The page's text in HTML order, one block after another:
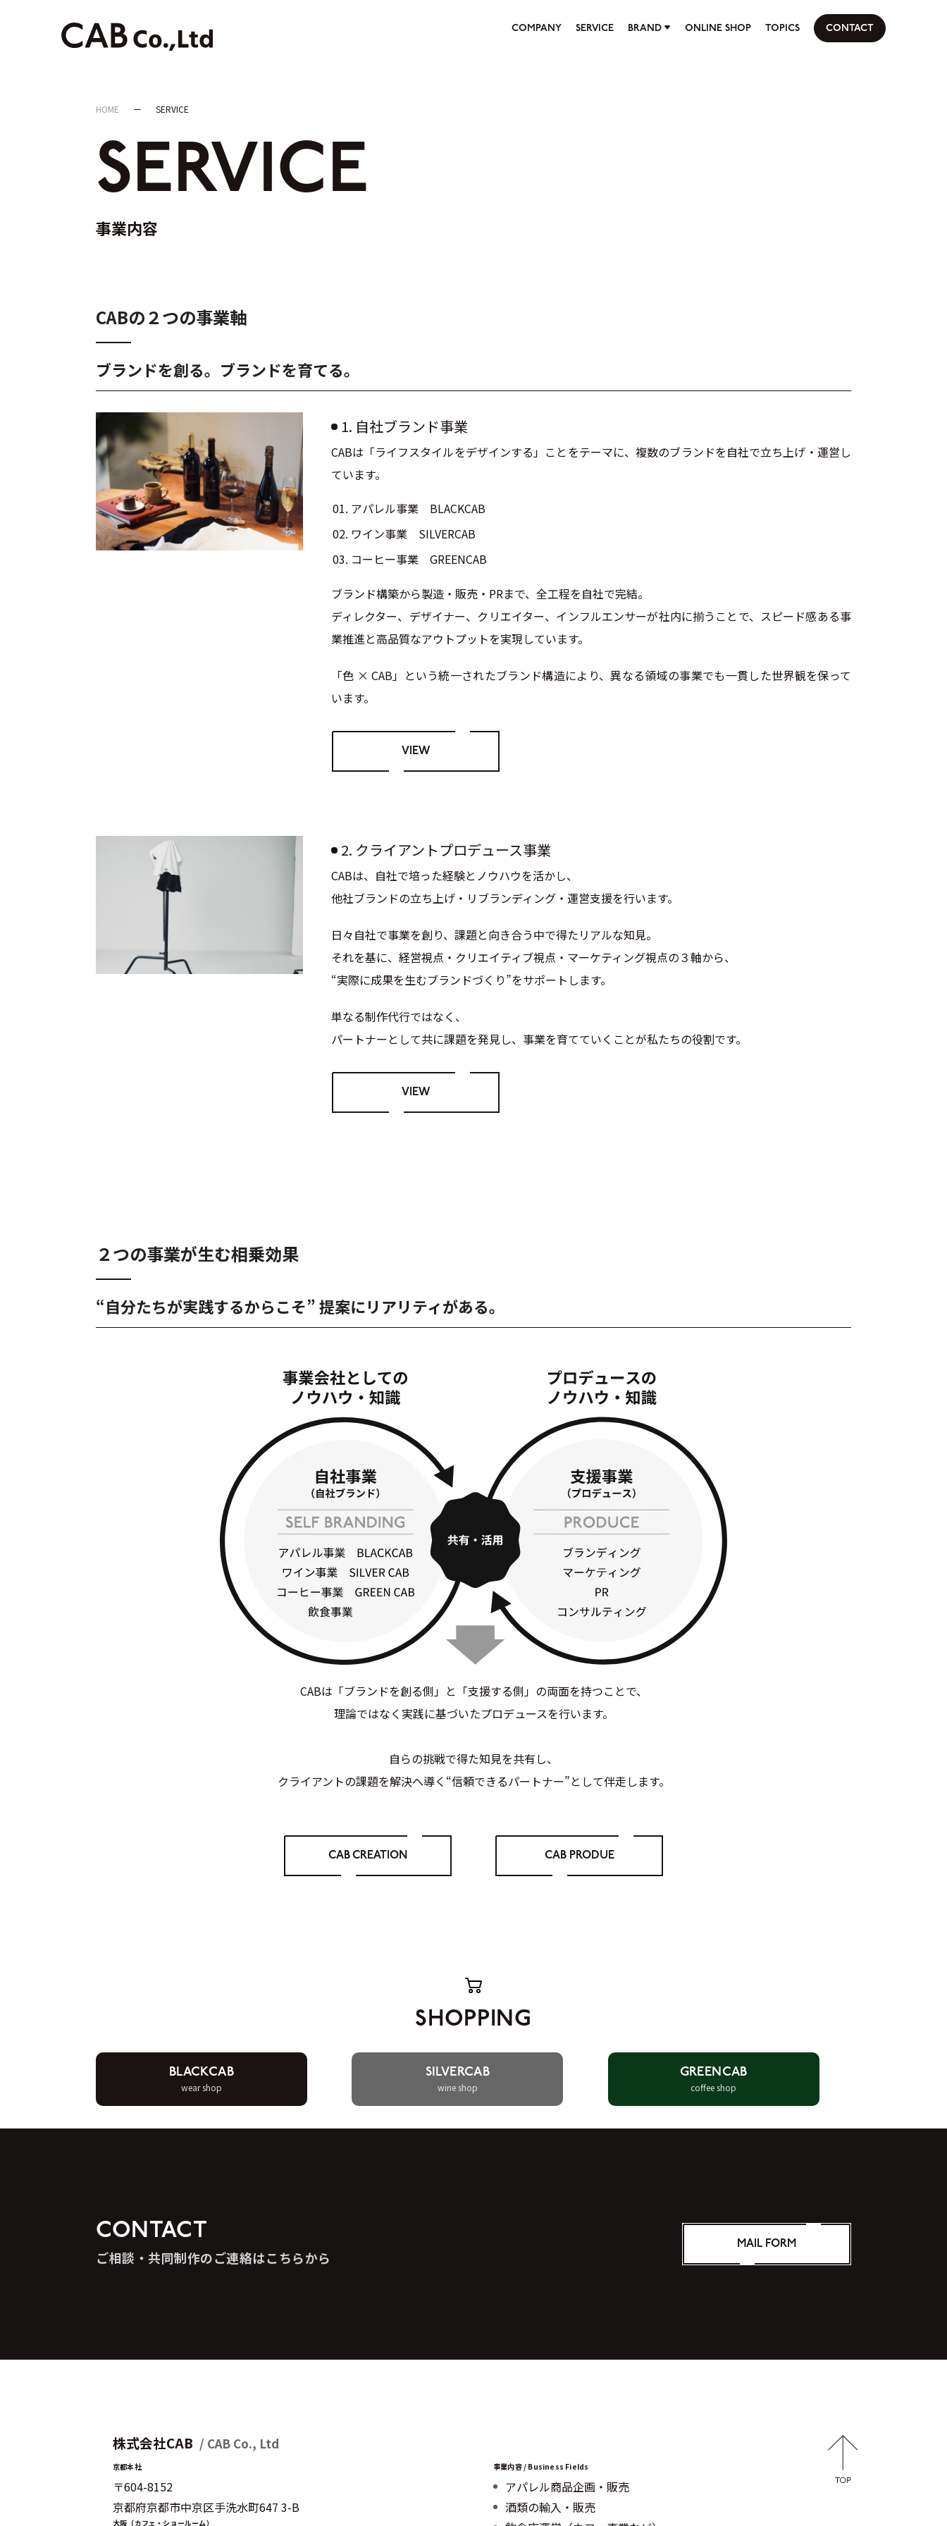
COMPANY SERVICE BRAND ONLINE SHOP TOPICS CONTACT
HOME SERVICE
SERVICE
事業内容
CABの２つの事業軸
ブランドを創る。ブランドを育てる。
1. 自社ブランド事業
CABは「ライフスタイルをデザインする」ことをテーマに、複数のブランドを自社で立ち上げ・運営し
ています。
アパレル事業 BLACKCAB
ワイン事業 SILVERCAB
コーヒー事業GREENCAB
ブランド構築から製造・販売・PRまで、全工程を自社で完結。
ディレクター、デザイナー、クリエイター、インフルエンサーが社内に揃うことで、スピード感ある事
業推進と高品質なアウトプットを実現しています。
「色 × CAB」という統一されたブランド構造により、異なる領域の事業でも一貫した世界観を保って
います。
VIEW
2. クライアントプロデュース事業
CABは、自社で培った経験とノウハウを活かし、
他社ブランドの立ち上げ・リブランディング・運営支援を行います。
日々自社で事業を創り、課題と向き合う中で得たリアルな知見。
それを基に、経営視点・クリエイティブ視点・マーケティング視点の３軸から、
“実際に成果を生むブランドづくり”をサポートします。
単なる制作代行ではなく、
パートナーとして共に課題を発見し、事業を育てていくことが私たちの役割です。
VIEW
２つの事業が生む相乗効果
“自分たちが実践するからこそ” 提案にリアリティがある。
CABは「ブランドを創る側」と「支援する側」の両面を持つことで、
理論ではなく実践に基づいたプロデュースを行います。
自らの挑戦で得た知見を共有し、
クライアントの課題を解決へ導く“信頼できるパートナー”として伴走します。
CAB CREATION CAB PRODUE
SHOPPING
BLACKCAB
wear shop
SILVERCAB
wine shop
GREENCAB
coffee shop
CONTACT
ご相談・共同制作のご連絡はこちらから
MAIL FORM
株式会社CAB / CAB Co., Ltd
京都本社
〒604-8152
京都府京都市中京区手洗水町647 3-B
大阪（カフェ・ショールーム）
事業内容 / Business Fields
アパレル商品企画・販売
酒類の輸入・販売